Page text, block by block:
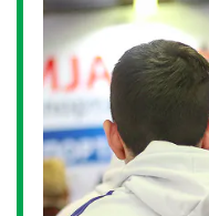
potrošnju
se
primenu
povećanjem
praćenjem
se poredi sa
ovog testa dobija